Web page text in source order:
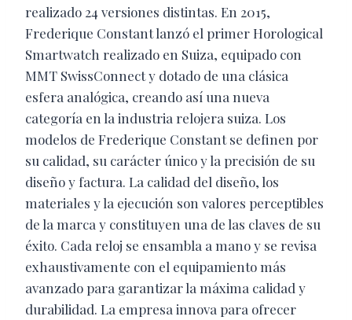
realizado 24 versiones distintas. En 2015,
Frederique Constant lanzó el primer Horological
Smartwatch realizado en Suiza, equipado con
MMT SwissConnect y dotado de una clásica
esfera analógica, creando así una nueva
categoría en la industria relojera suiza. Los
modelos de Frederique Constant se definen por
su calidad, su carácter único y la precisión de su
diseño y factura. La calidad del diseño, los
materiales y la ejecución son valores perceptibles
de la marca y constituyen una de las claves de su
éxito. Cada reloj se ensambla a mano y se revisa
exhaustivamente con el equipamiento más
avanzado para garantizar la máxima calidad y
durabilidad. La empresa innova para ofrecer